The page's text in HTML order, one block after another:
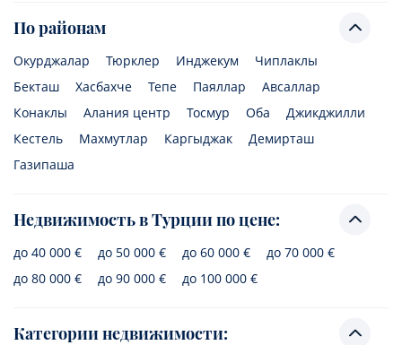
По районам
Окурджалар Тюрклер Инджекум
Чиплаклы
Бекташ
Хасбахче Тепе Паяллар
Авсаллар
Конаклы
Алания центр Тосмур Оба
Джикджилли
Кестель
Махмутлар Каргыджак
Демирташ
Газипаша
Недвижимость в Турции по цене:
до 40 000 € до 50 000 € до 60 000 €
до 70 000 €
до 80 000 €
до 90 000 € до 100 000 €
Категории недвижимости: